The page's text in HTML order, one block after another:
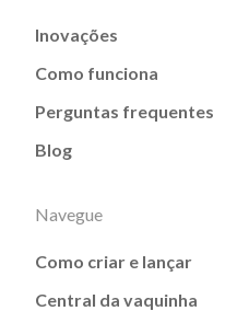
Inovações
Como funciona
Perguntas frequentes
Blog
Navegue
Como criar e lançar
Central da vaquinha